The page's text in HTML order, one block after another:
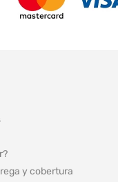
y cobertura